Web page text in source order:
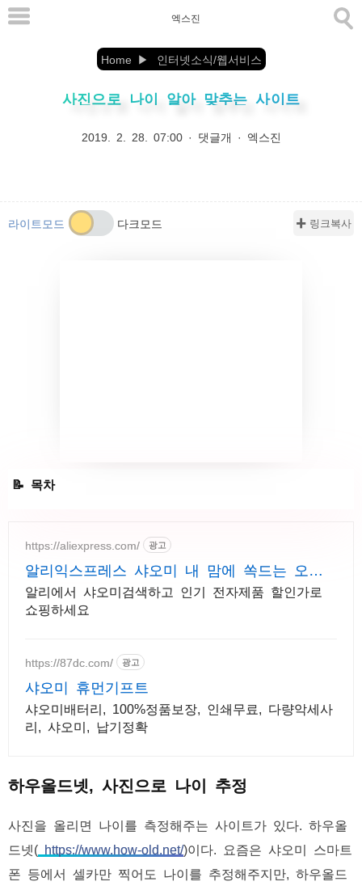
본
엑스진
Home 인터넷소식/웹서비스
사진으로 나이 알아 맞추는 사이트
2019. 2. 28. 07:00· 댓글개 · 엑스진
✚ 링크복사
https://aliexpress.com/
광고
알리익스프레스 샤오미 내 맘에 쏙드는 오늘
의 특가
알리에서 샤오미검색하고 인기 전자제품 할인가로
쇼핑하세요
https://87dc.com/ 광고
샤오미 휴먼기프트
샤오미배터리, 100%정품보장, 인쇄무료, 다량악세사
리, 샤오미, 납기정확
하우올드넷, 사진으로 나이 추정
사진을 올리면 나이를 측정해주는 사이트가 있다. 하우올
드넷( https://www.how-old.net/)이다. 요즘은 샤오미 스마트
폰 등에서 셀카만 찍어도 나이를 추정해주지만, 하우올드